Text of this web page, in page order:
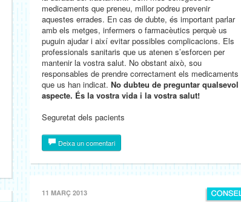
medicaments que preneu, millor podreu prevenir
aquestes errades. En cas de dubte, és important parlar
amb els metges, infermers o farmacèutics perquè us
puguin ajudar i així evitar possibles complicacions. Els
professionals sanitaris que us atenen s’esforcen per
mantenir la vostra salut. No obstant això, sou
responsables de prendre correctament els medicaments
que us han indicat. No dubteu de preguntar qualsevol
aspecte. És la vostra vida i la vostra salut!
Seguretat dels pacients
Deixa un comentari
11 MARÇ 2013